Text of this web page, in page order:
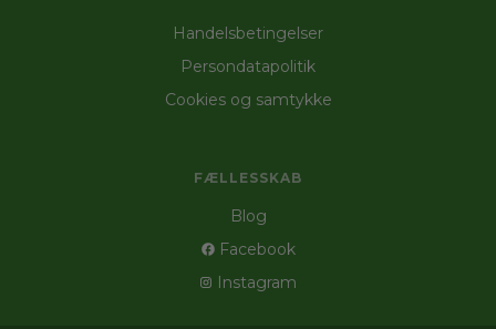
Handelsbetingelser
Persondatapolitik
Cookies og samtykke
FÆLLESSKAB
Blog
Facebook
Instagram